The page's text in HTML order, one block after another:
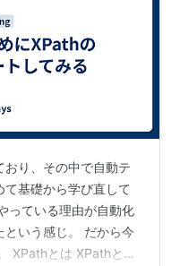
り、その中で自動テ
基礎から学び直して
っている理由が自動化
いう感じ。 だから今
XPathとは XPathと